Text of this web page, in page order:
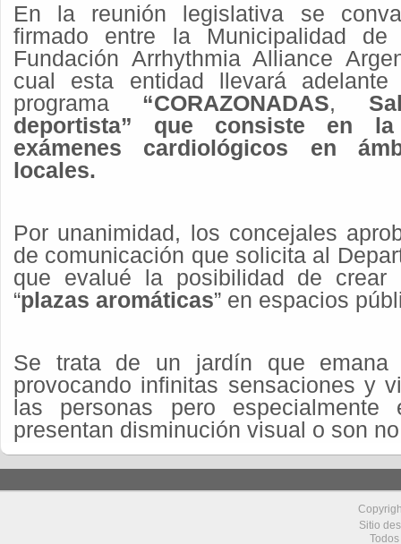
En la reunión legislativa se
firmado entre la Municipalidad
Fundación Arrhythmia Alliance
cual esta entidad llevará
programa “CORAZONADAS,
deportista” que consiste en
exámenes cardiológicos en
locales.
Por unanimidad, los concejales
de comunicación que solicita al
que evalué la posibilidad de crear
“plazas aromáticas” en espacios
Se trata de un jardín que emana
provocando infinitas sensaciones y
las personas pero especialmente
presentan disminución visual o son
Sitio